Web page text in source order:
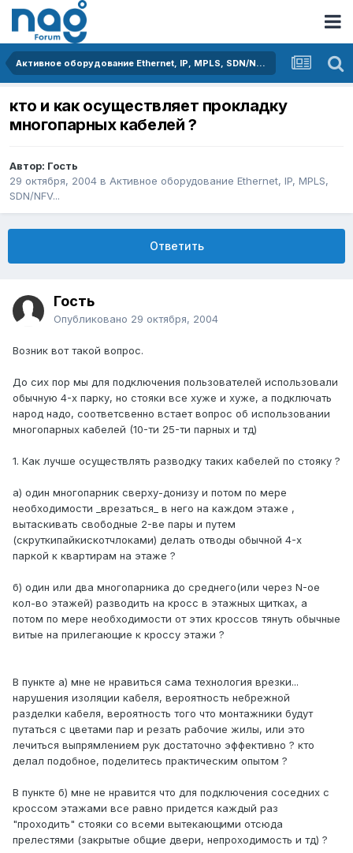
Активное оборудование Ethernet, IP, MPLS, SDN/NFV...
кто и как осуществляет прокладку
многопарных кабелей ?
Автор: Гость
29 октября, 2004 в Активное оборудование Ethernet, IP, MPLS,
SDN/NFV...
Ответить
Гость
Опубликовано 29 октября, 2004
Возник вот такой вопрос.
До сих пор мы для подключения пользователей использовали
обычную 4-х парку, но стояки все хуже и хуже, а подключать
народ надо, соответсвенно встает вопрос об использовании
многопарных кабелей (10-ти 25-ти парных и тд)
1. Как лучше осуществлять разводку таких кабелей по стояку ?
a) один многопарник сверху-донизу и потом по мере
необходимости _врезаться_ в него на каждом этаже ,
вытаскивать свободные 2-ве пары и путем
(скруткипайкискотчлоками) делать отводы обычной 4-х
паркой к квартирам на этаже ?
б) один или два многопарника до среднего(или через N-ое
кол-во этажей) разводить на кросс в этажных щитках, а
потом по мере необходимости от этих кроссов тянуть обычные
витые на прилегающие к кроссу этажи ?
В пункте а) мне не нравиться сама технология врезки...
нарушения изоляции кабеля, вероятность небрежной
разделки кабеля, вероятность того что монтажники будут
путаться с цветами пар и резать рабочие жилы, или это
лечиться выпрямлением рук достаточно эффективно ? кто
делал подобное, поделитесь практическим опытом ?
В пункте б) мне не нравится что для подключения соседних с
кроссом этажами все равно придется каждый раз
"проходить" стояки со всеми вытекающими отсюда
прелестями (закрытые общие двери, непроходимость и тд) ?